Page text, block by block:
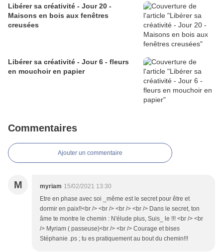
Libérer sa créativité - Jour 20 -
Maisons en bois aux fenêtres
creusées
Libérer sa créativité - Jour 6 - fleurs
en mouchoir en papier
Commentaires
Ajouter un commentaire
M myriam 15/02/2021 13:30
Etre en phase avec soi _même est le secret pour être et
dormir en paix!!<br /> <br /> <br /> <br /> Dans le secret, ton
âme te montre le chemin : N'élude plus, Suis_ le !!! <br /> <br
/> Myriam ( passeuse)<br /> <br /> Courage et bises
Stéphanie .ps ; tu es pratiquement au bout du chemin!!!